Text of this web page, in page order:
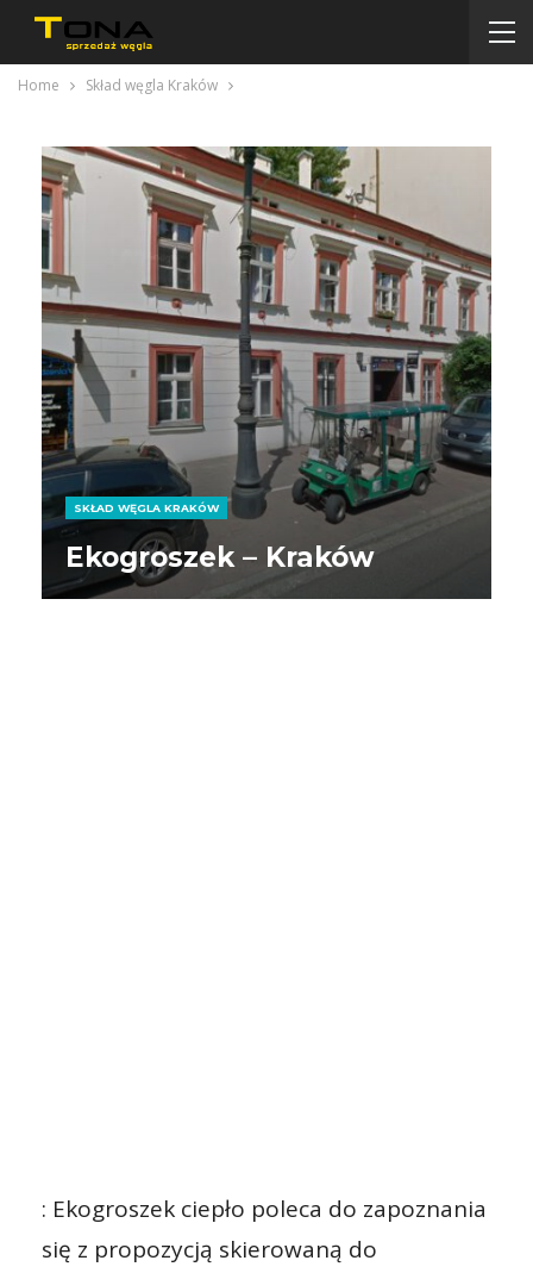
Home Skład węgla Kraków
SKŁAD WĘGLA KRAKÓW
Ekogroszek – Kraków
: Ekogroszek ciepło poleca do zapoznania
się z propozycją skierowaną do